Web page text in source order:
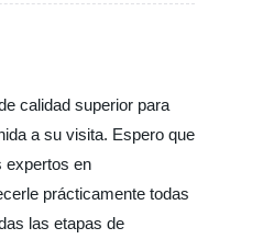
calidad superior para
a su visita. Espero que
expertos en
prácticamente todas
las etapas de